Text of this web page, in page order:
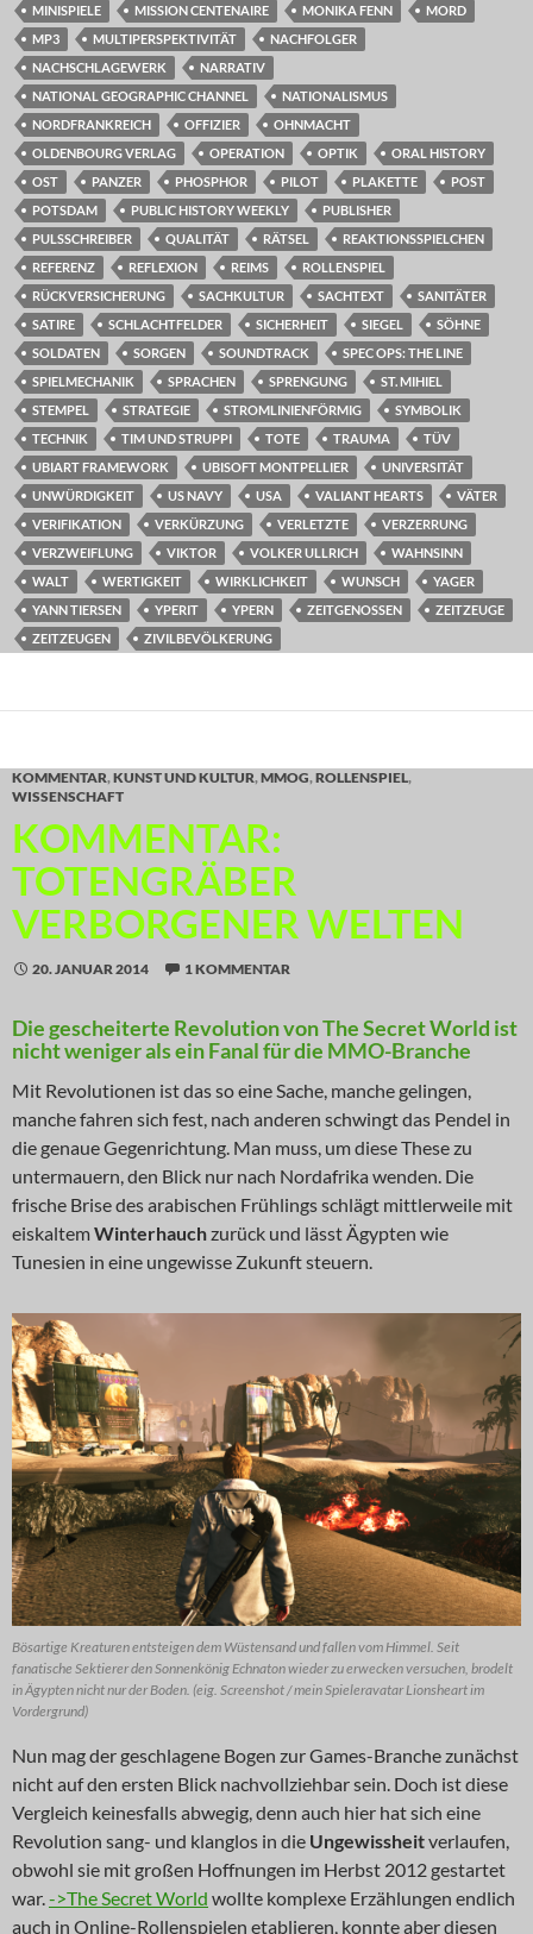
MINISPIELE
MISSION CENTENAIRE MONIKA FENN
MORD
MP3
MULTIPERSPEKTIVITÄT
NACHFOLGER
NACHSCHLAGEWERK
NARRATIV
NATIONAL GEOGRAPHIC CHANNEL
NATIONALISMUS
NORDFRANKREICH
OFFIZIER
OHNMACHT
OLDENBOURG VERLAG
OPERATION OPTIK
ORAL HISTORY
OST
PANZER PHOSPHOR PILOT PLAKETTE
POST
POTSDAM
PUBLIC HISTORY WEEKLY
PUBLISHER
PULSSCHREIBER
QUALITÄT RÄTSEL
REAKTIONSSPIELCHEN
REFERENZ
REFLEXION REIMS
ROLLENSPIEL
RÜCKVERSICHERUNG
SACHKULTUR SACHTEXT
SANITÄTER
SATIRE
SCHLACHTFELDER SICHERHEIT SIEGEL
SÖHNE
SOLDATEN
SORGEN SOUNDTRACK
SPEC OPS: THE LINE
SPIELMECHANIK
SPRACHEN SPRENGUNG
ST. MIHIEL
STEMPEL
STRATEGIE STROMLINIENFÖRMIG
SYMBOLIK
TECHNIK
TIM UND STRUPPI TOTE TRAUMA
TÜV
UBIART FRAMEWORK
UBISOFT MONTPELLIER
UNIVERSITÄT
UNWÜRDIGKEIT
US NAVY USA VALIANT HEARTS
VÄTER
VERIFIKATION
VERKÜRZUNG VERLETZTE
VERZERRUNG
VERZWEIFLUNG
VIKTOR VOLKER ULLRICH
WAHNSINN
WALT
WERTIGKEIT WIRKLICHKEIT WUNSCH
YAGER
YANN TIERSEN
YPERIT YPERN ZEITGENOSSEN
ZEITZEUGE
ZEITZEUGEN
ZIVILBEVÖLKERUNG
KOMMENTAR,KUNST UND KULTUR,MMOG,ROLLENSPIEL,
WISSENSCHAFT
KOMMENTAR:
TOTENGRÄBER
VERBORGENER WELTEN
20. JANUAR 2014 1 KOMMENTAR
Die gescheiterte Revolution von The Secret World ist
nicht weniger als ein Fanal für die MMO-Branche
Mit Revolutionen ist das so eine Sache, manche gelingen,
manche fahren sich fest, nach anderen schwingt das Pendel in
die genaue Gegenrichtung. Man muss, um diese These zu
untermauern, den Blick nur nach Nordafrika wenden. Die
frische Brise des arabischen Frühlings schlägt mittlerweile mit
eiskaltemWinterhauchzurück und lässt Ägypten wie
Tunesien in eine ungewisse Zukunft steuern.
Bösartige Kreaturen entsteigen dem Wüstensand und fallen vom Himmel. Seit
fanatische Sektierer den Sonnenkönig Echnaton wieder zu erwecken versuchen, brodelt
in Ägypten nicht nur der Boden. (eig. Screenshot / mein Spieleravatar Lionsheart im
Vordergrund)
Nun mag der geschlagene Bogen zur Games-Branche zunächst
nicht auf den ersten Blick nachvollziehbar sein. Doch ist diese
Vergleich keinesfalls abwegig, denn auch hier hat sich eine
Revolution sang- und klanglos in die Ungewissheitverlaufen,
obwohl sie mit großen Hoffnungen im Herbst 2012 gestartet
war.->The Secret World wollte komplexe Erzählungen endlich
auch in Online-Rollenspielen etablieren, konnte aber diesen